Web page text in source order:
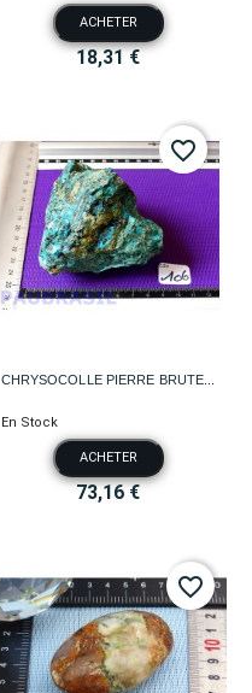
ACHETER
18,31 €
CHRYSOCOLLE PIERRE BRUTE...
En Stock
ACHETER
73,16 €
favorite_border
favorite_border